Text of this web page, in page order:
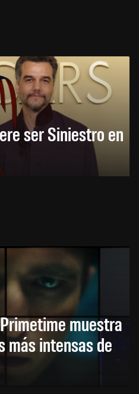
ser Siniestro en
muestra
más intensas de